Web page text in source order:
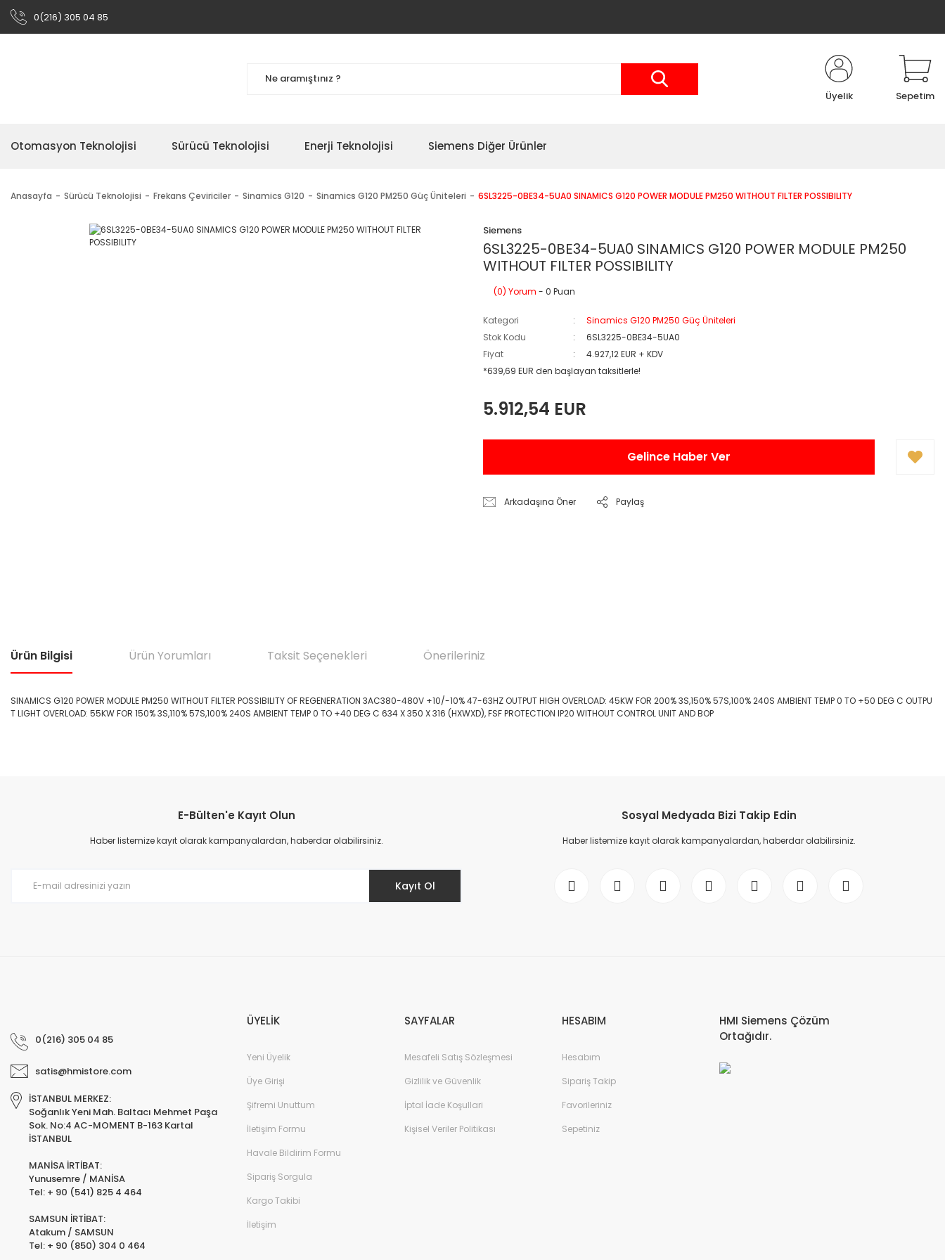
0(216) 305 04 85
Üyelik Sepetim
Otomasyon Teknolojisi Sürücü Teknolojisi Enerji Teknolojisi Siemens Diğer Ürünler
Anasayfa Sürücü Teknolojisi Frekans Çeviriciler Sinamics G120 Sinamics G120 PM250 Güç Üniteleri 6SL3225-0BE34-5UA0 SINAMICS G120 POWER MODULE PM250 WITHOUT FILTER POSSIBILITY
Siemens
6SL3225-0BE34-5UA0 SINAMICS G120 POWER MODULE PM250
WITHOUT FILTER POSSIBILITY
(0) Yorum - 0 Puan
Kategori
Sinamics G120 PM250 Güç Üniteleri
Stok Kodu
6SL3225-0BE34-5UA0
Fiyat
4.927,12 EUR + KDV
*639,69 EUR den başlayan taksitlerle!
5.912,54 EUR
Gelince Haber Ver
Arkadaşına Öner Paylaş
Ürün Bilgisi Ürün Yorumları Taksit Seçenekleri Önerileriniz
SINAMICS G120 POWER MODULE PM250 WITHOUT FILTER POSSIBILITY OF REGENERATION 3AC380-480V +10/-10% 47-63HZ OUTPUT HIGH OVERLOAD: 45KW FOR 200% 3S,150% 57S,100% 240S AMBIENT TEMP 0 TO +50 DEG C OUTPU
T LIGHT OVERLOAD: 55KW FOR 150% 3S,110% 57S,100% 240S AMBIENT TEMP 0 TO +40 DEG C 634 X 350 X 316 (HXWXD), FSF PROTECTION IP20 WITHOUT CONTROL UNIT AND BOP
Ürün resmi kalitesiz, bozuk veya görüntülenemiyor.
Ürün açıklamasında eksik bilgiler bulunuyor.
E-Bülten'e Kayıt Olun
Haber listemize kayıt olarak kampanyalardan, haberdar olabilirsiniz.
Kayıt Ol
Sosyal Medyada Bizi Takip Edin
Haber listemize kayıt olarak kampanyalardan, haberdar olabilirsiniz.
0(216) 305 04 85
satis@hmistore.com
İSTANBUL MERKEZ:
Soğanlık Yeni Mah. Baltacı Mehmet Paşa
Sok. No:4 AC-MOMENT B-163 Kartal
İSTANBUL
MANİSA İRTİBAT:
Yunusemre / MANİSA
Tel: + 90 (541) 825 4 464
SAMSUN İRTİBAT:
Atakum / SAMSUN
Tel: + 90 (850) 304 0 464
ÜYELİK
Yeni Üyelik
Üye Girişi
Şifremi Unuttum
İletişim Formu
Havale Bildirim Formu
Sipariş Sorgula
Kargo Takibi
İletişim
SAYFALAR
Mesafeli Satış Sözleşmesi
Gizlilik ve Güvenlik
İptal İade Koşullari
Kişisel Veriler Politikası
HESABIM
Hesabım
Sipariş Takip
Favorileriniz
Sepetiniz
HMI Siemens Çözüm
Ortağıdır.